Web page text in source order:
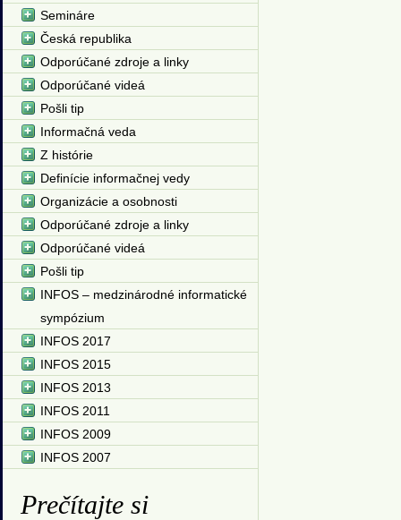
Semináre
Česká republika
Odporúčané zdroje a linky
Odporúčané videá
Pošli tip
Informačná veda
Z histórie
Definície informačnej vedy
Organizácie a osobnosti
Odporúčané zdroje a linky
Odporúčané videá
Pošli tip
INFOS – medzinárodné informatické
sympózium
INFOS 2017
INFOS 2015
INFOS 2013
INFOS 2011
INFOS 2009
INFOS 2007
Prečítajte si